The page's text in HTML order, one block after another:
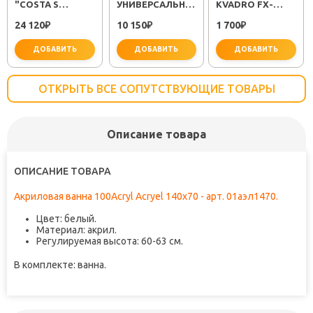
"COSTA S
24 120₽
ДОБАВИТЬ
УНИВЕРСАЛЬНЫЙ
LM1151C"
10 150₽
ДОБАВИТЬ
KVADRO FX-
1 700₽
ДОБАВИТЬ
ОТКРЫТЬ ВСЕ СОПУТСТВУЮЩИЕ ТОВАРЫ
Описание товара
ОПИСАНИЕ ТОВАРА
Акриловая ванна 100Acryl Acryel 140x70 - арт. 01аэл1470.
Цвет: белый.
Материал: акрил.
Регулируемая высота: 60-63 см.
В комплекте: ванна.